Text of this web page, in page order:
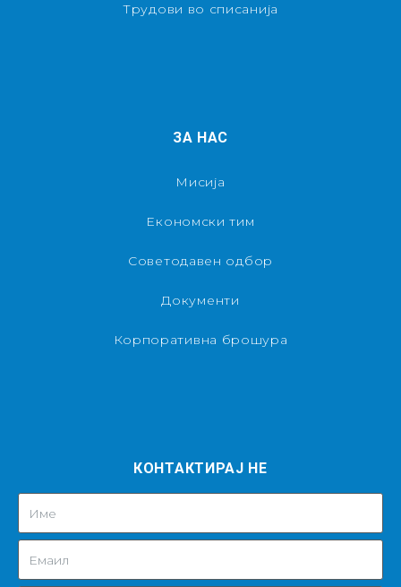
Трудови во списанија
ЗА НАС
Мисија
Економски тим
Советодавен одбор
Документи
Корпоративна брошура
КОНТАКТИРАЈ НЕ